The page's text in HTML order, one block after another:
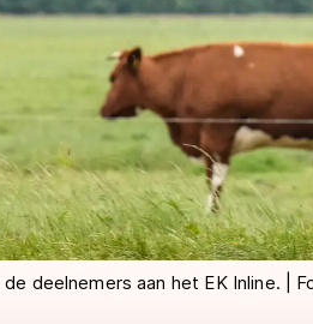
deelnemers aan het EK Inline. |